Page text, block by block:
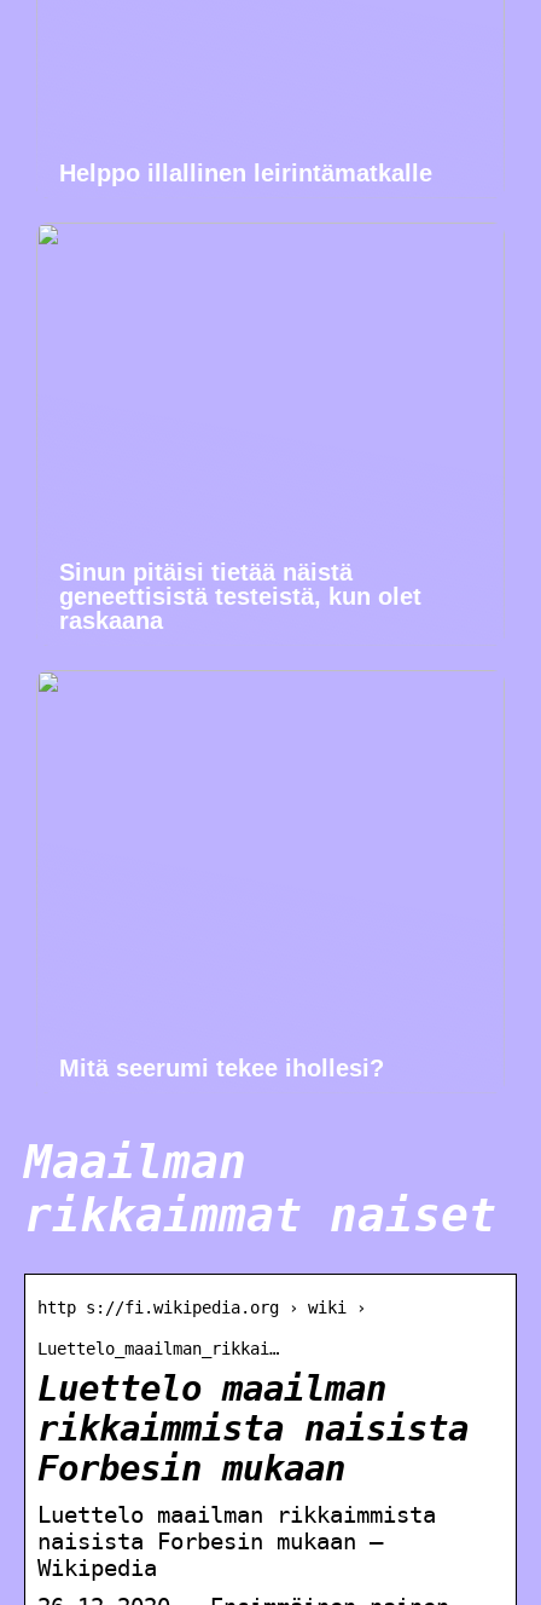
Helppo illallinen leirintämatkalle
Sinun pitäisi tietää näistä
geneettisistä testeistä, kun olet
raskaana
Mitä seerumi tekee ihollesi?
Maailman
rikkaimmat naiset
http s://fi.wikipedia.org › wiki ›
Luettelo_maailman_rikkai…
Luettelo maailman
rikkaimmista naisista
Forbesin mukaan
Luettelo maailman rikkaimmista
naisista Forbesin mukaan –
Wikipedia